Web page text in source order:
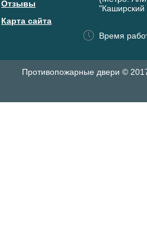
Отзывы
Карта сайта
Время
Противопожарные двери ©